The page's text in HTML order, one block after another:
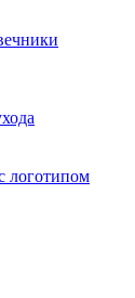
логотипом